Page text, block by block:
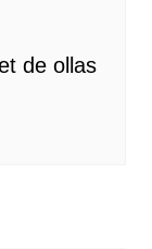
de ollas